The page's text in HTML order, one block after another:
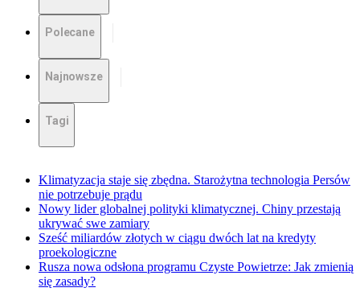
Polecane
Najnowsze
Tagi
Klimatyzacja staje się zbędna. Starożytna technologia Persów
nie potrzebuje prądu
Nowy lider globalnej polityki klimatycznej. Chiny przestają
ukrywać swe zamiary
Sześć miliardów złotych w ciągu dwóch lat na kredyty
proekologiczne
Rusza nowa odsłona programu Czyste Powietrze: Jak zmienią
się zasady?